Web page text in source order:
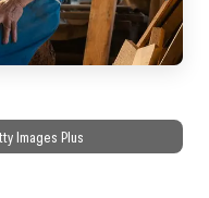
Images Plus